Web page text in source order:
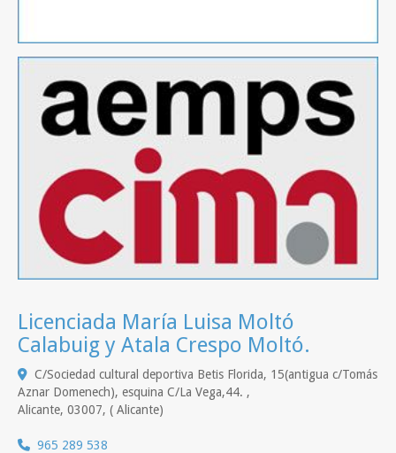
Licenciada María Luisa Moltó
Calabuig y Atala Crespo Moltó.
C/Sociedad cultural deportiva Betis Florida, 15(antigua c/Tomás
Aznar Domenech), esquina C/La Vega,44. ,
Alicante, 03007, ( Alicante)
965 289 538